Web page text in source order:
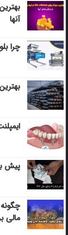
آنها
چرا
پیش
چگونه
مالی